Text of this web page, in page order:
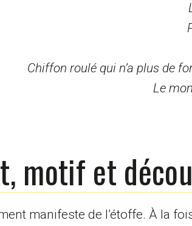
Chiffon roulé qui n’a plus de
Le
motif et
manifeste de l’étoffe. À la